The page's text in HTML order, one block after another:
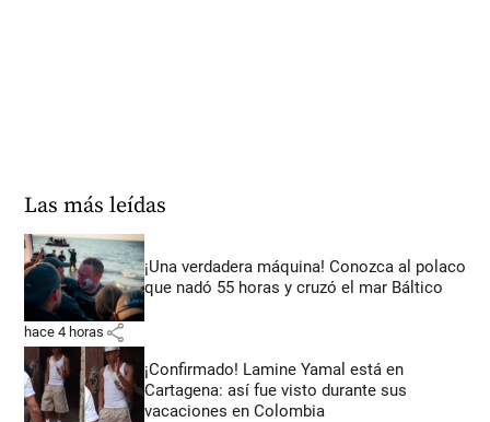
Las más leídas
¡Una verdadera máquina! Conozca al polaco
que nadó 55 horas y cruzó el mar Báltico
hace 4 horas share
¡Confirmado! Lamine Yamal está en
Cartagena: así fue visto durante sus
vacaciones en Colombia